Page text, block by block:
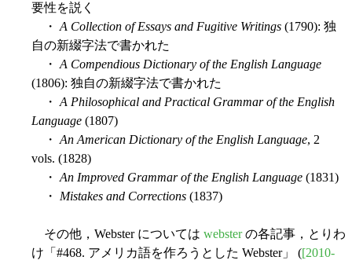
要性を説く
・ A Collection of Essays and Fugitive Writings (1790): 独
自の新綴字法で書かれた
・ A Compendious Dictionary of the English Language
(1806): 独自の新綴字法で書かれた
・ A Philosophical and Practical Grammar of the English
Language (1807)
・ An American Dictionary of the English Language, 2
vols. (1828)
・ An Improved Grammar of the English Language (1831)
・ Mistakes and Corrections (1837)
その他，Webster については websterの各記事，とりわ
け「#468. アメリカ語を作ろうとした Webster」 ([2010-